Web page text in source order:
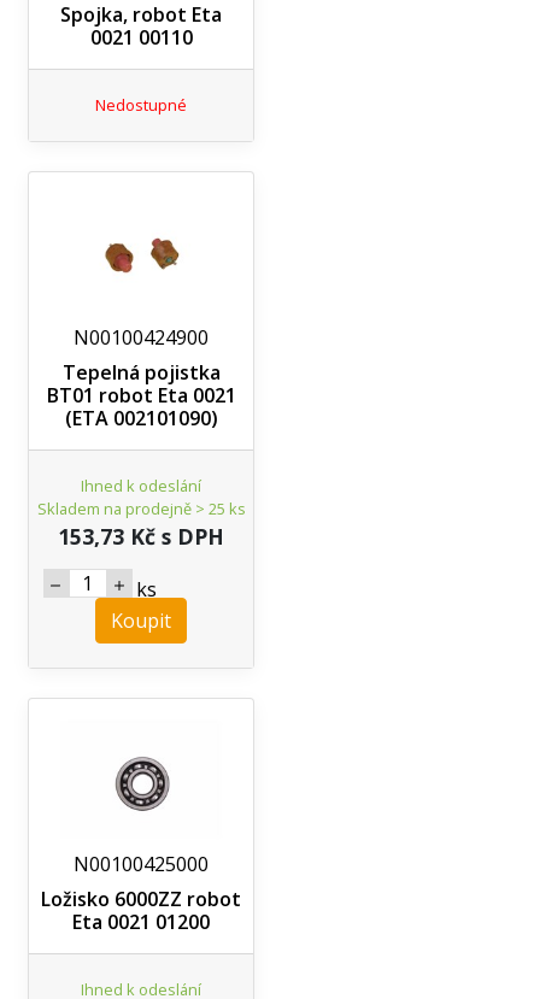
Spojka, robot Eta
0021 00110
Nedostupné
N00100424900
Tepelná pojistka
BT01 robot Eta 0021
(ETA 002101090)
Ihned k odeslání
Skladem na prodejně > 25 ks
153,73 Kč s DPH
ks
Koupit
N00100425000
Ložisko 6000ZZ robot
Eta 0021 01200
Ihned k odeslání